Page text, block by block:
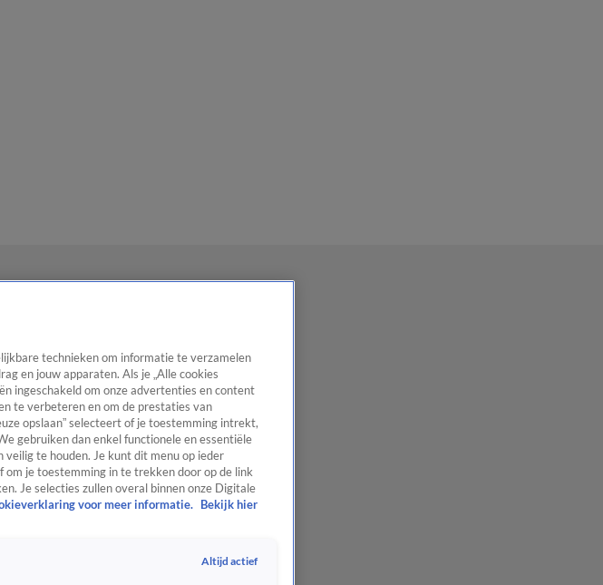
technieken om informatie te verzamelen
en jouw apparaten. Als je „Alle cookies
ingeschakeld om onze advertenties en content
te verbeteren en om de prestaties van
opslaan” selecteert of je toestemming intrekt,
gebruiken dan enkel functionele en essentiële
te houden. Je kunt dit menu op ieder
om je toestemming in te trekken door op de link
Je selecties zullen overal binnen onze Digitale
voor meer informatie.
Bekijk hier
Altijd actief